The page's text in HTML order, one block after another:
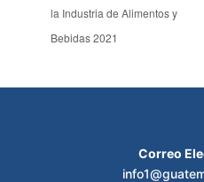
la Industria de Alimentos y
Bebidas 2021
Correo